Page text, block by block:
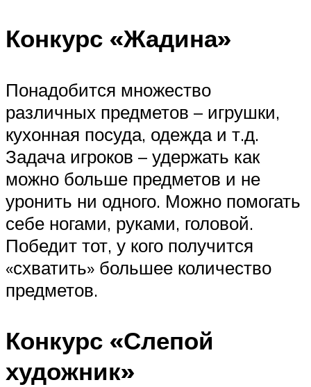
Конкурс «Жадина»
Понадобится множество
различных предметов – игрушки,
кухонная посуда, одежда и т.д.
Задача игроков – удержать как
можно больше предметов и не
уронить ни одного. Можно помогать
себе ногами, руками, головой.
Победит тот, у кого получится
«схватить» большее количество
предметов.
Конкурс «Слепой
художник»